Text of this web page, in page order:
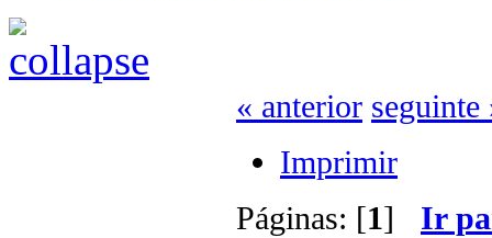
« anterior seguinte
Imprimir
Páginas: [1] Ir